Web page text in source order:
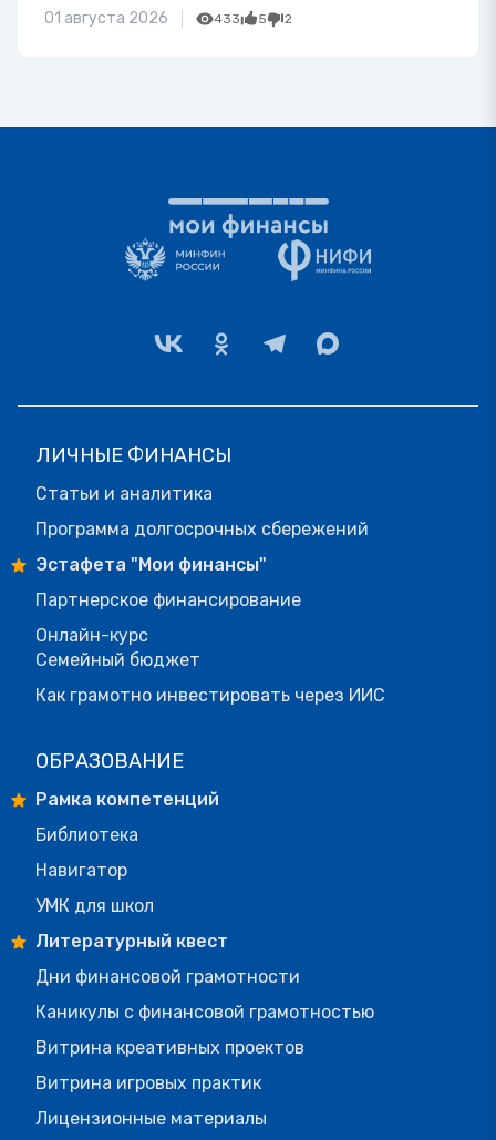
01 августа 2026 433 5 2
ЛИЧНЫЕ ФИНАНСЫ
Статьи и аналитика
Программа долгосрочных сбережений
Эстафета "Мои финансы"
Партнерское финансирование
Онлайн-курс
Семейный бюджет
Как грамотно инвестировать через ИИС
ОБРАЗОВАНИЕ
Рамка компетенций
Библиотека
Навигатор
УМК для школ
Литературный квест
Дни финансовой грамотности
Каникулы с финансовой грамотностью
Витрина креативных проектов
Витрина игровых практик
Лицензионные материалы